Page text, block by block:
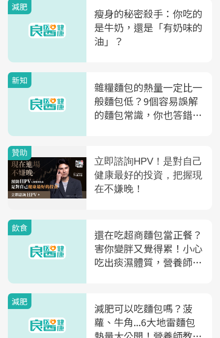
減肥
瘦身的秘密殺手：你吃的
是牛奶，還是「有奶味的
油」？
新知
雜糧麵包的熱量一定比一
般麵包低？9個容易誤解
的麵包常識，你也答錯了
飲食
還在吃超商麵包當正餐？
害你變胖又覺得累！小心
吃出痰濕體質，營養師教
減肥
減肥可以吃麵包嗎？菠
蘿、牛角...6大地雷麵包